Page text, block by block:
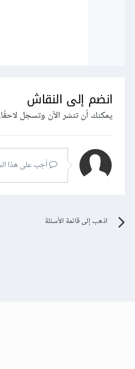
انضم إلى النقاش
يمكنك أن تنشر الآن وتسجل
أجب على هذا
اذهب إلى قائمة الأسئلة